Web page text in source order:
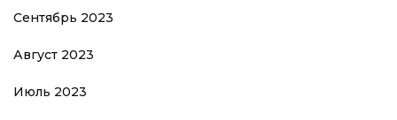
Сентябрь 2023
Август 2023
Июль 2023